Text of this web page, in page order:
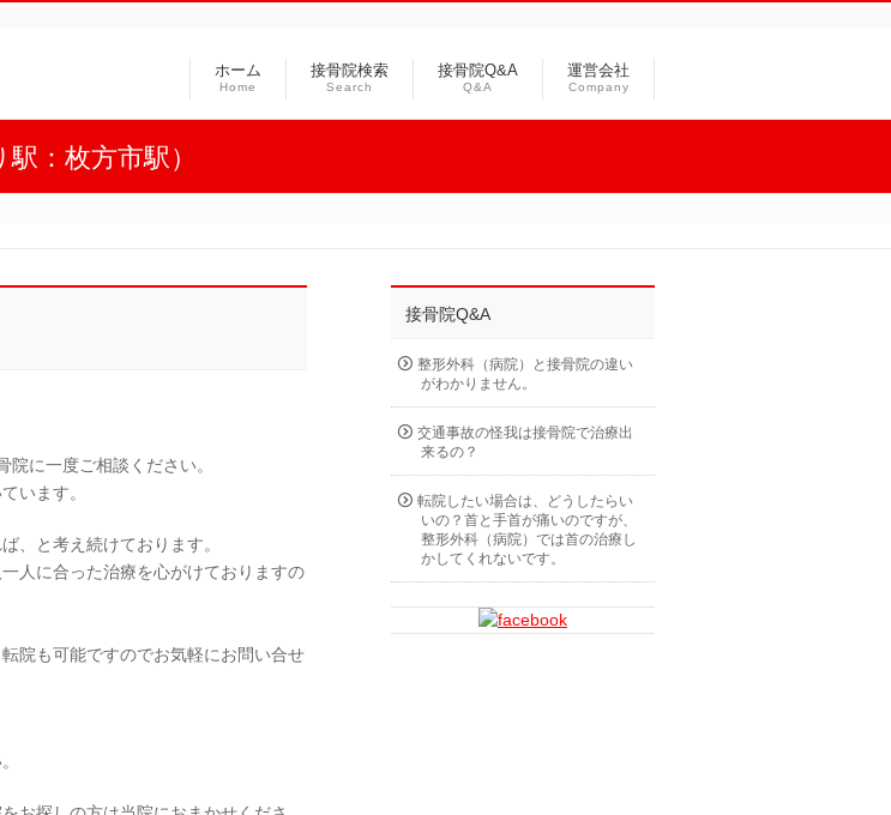
ホーム
Home
接骨院検索
Search
接骨院Q&A
Q&A
運営会社
Company
：枚方市駅）
に一度ご相談ください。
います。
、と考え続けております。
人に合った治療を心がけておりますの
院も可能ですのでお気軽にお問い合せ
接骨院Q&A
整形外科（病院）と接骨院の違い
がわかりません。
交通事故の怪我は接骨院で治療出
来るの？
転院したい場合は、どうしたらい
いの？首と手首が痛いのですが、
整形外科（病院）では首の治療し
かしてくれないです。